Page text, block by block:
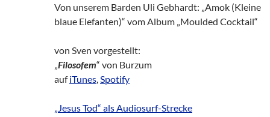
Von unserem Barden Uli Gebhardt: „Amok (Kleine
blaue Elefanten)“ vom Album „Moulded Cocktail“
von Sven vorgestellt:
„Filosofem“ von Burzum
aufiTunes,Spotify
„Jesus Tod“ als Audiosurf-Strecke